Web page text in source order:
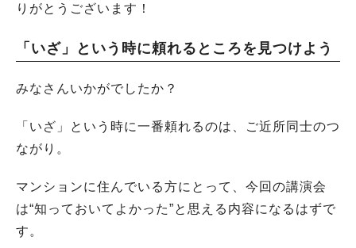
りがとうございます！
「いざ」という時に頼れるところを見つけよう
みなさんいかがでしたか？
「いざ」という時に一番頼れるのは、ご近所同士のつ
ながり。
マンションに住んでいる方にとって、今回の講演会
は“知っておいてよかった”と思える内容になるはずで
す。